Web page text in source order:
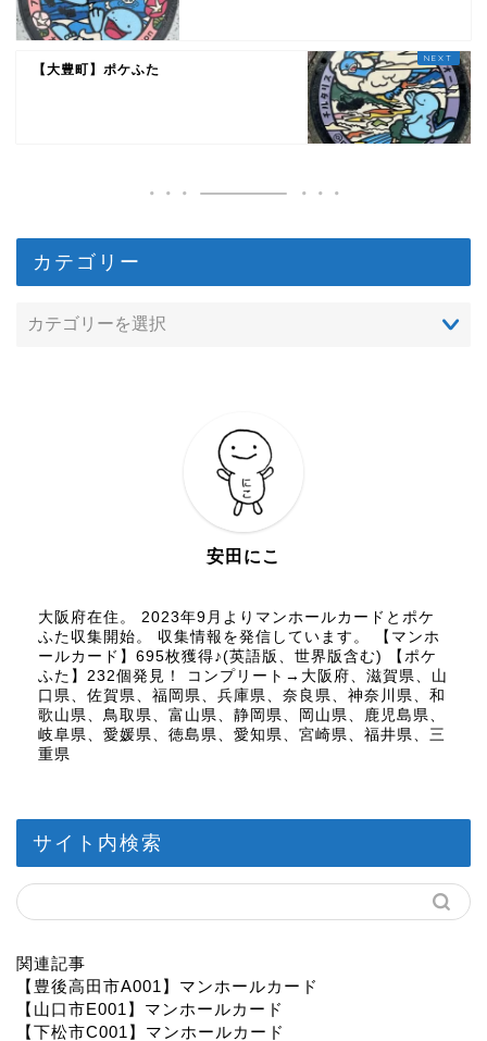
【大豊町】ポケふた
カテゴリー
安田にこ
大阪府在住。 2023年9月よりマンホールカードとポケ
ふた収集開始。 収集情報を発信しています。 【マンホ
ールカード】695枚獲得♪(英語版、世界版含む) 【ポケ
ふた】232個発見！ コンプリート→大阪府、滋賀県、山
口県、佐賀県、福岡県、兵庫県、奈良県、神奈川県、和
歌山県、鳥取県、富山県、静岡県、岡山県、鹿児島県、
岐阜県、愛媛県、徳島県、愛知県、宮崎県、福井県、三
重県
サイト内検索
関連記事
【豊後高田市A001】マンホールカード
【山口市E001】マンホールカード
【下松市C001】マンホールカード